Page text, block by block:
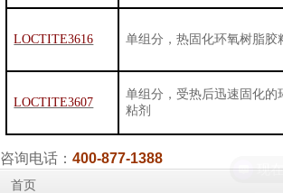
LOCTITE3616 单组分，热固化环氧树脂胶
LOCTITE3607
单组分，受热后迅速固化的
粘剂
咨询电话： 400-877-1388
首页